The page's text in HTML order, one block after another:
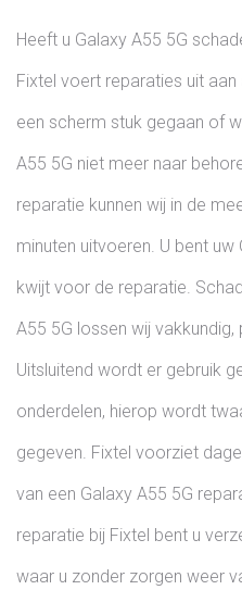
Heeft u Galaxy A55 5G
Fixtel voert reparaties uit
een scherm stuk gegaan of
A55 5G niet meer naar
reparatie kunnen wij in de
minuten uitvoeren. U bent uw
kwijt voor de reparatie.
A55 5G lossen wij
Uitsluitend wordt er gebruik
onderdelen, hierop wordt
gegeven. Fixtel voorziet
van een Galaxy A55 5G
reparatie bij Fixtel bent u
waar u zonder zorgen weer